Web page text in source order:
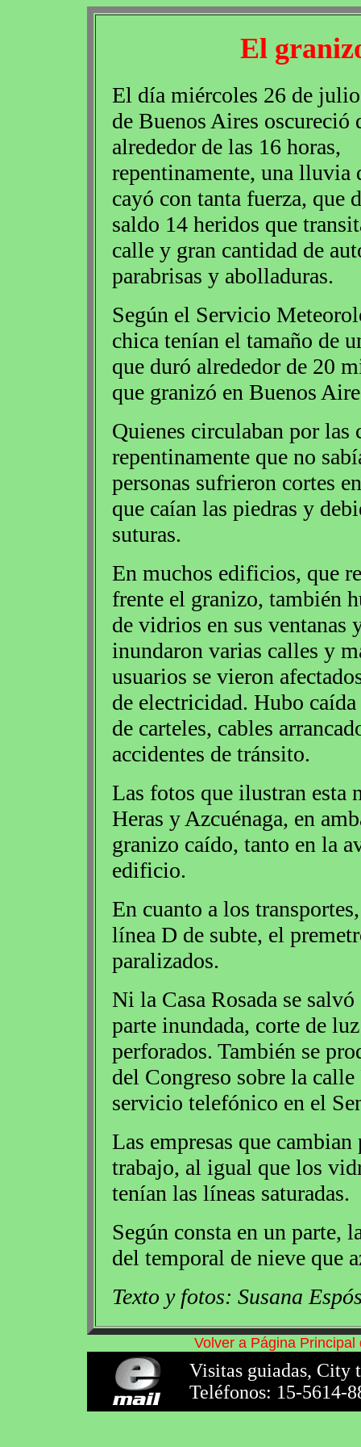
El
El día miércoles 26 de
de Buenos Aires oscureció
alrededor de las 16 horas,
repentinamente, una lluvia
cayó con tanta fuerza, que
saldo 14 heridos que
calle y gran cantidad de
parabrisas y abolladuras.
Según el Servicio
chica tenían el tamaño de
que duró alrededor de 20
que granizó en Buenos
Quienes circulaban por las
repentinamente que no
personas sufrieron cortes
que caían las piedras y
suturas.
En muchos edificios, que
frente el granizo, también
de vidrios en sus ventanas
inundaron varias calles y
usuarios se vieron
de electricidad. Hubo caída
de carteles, cables
accidentes de tránsito.
Las fotos que ilustran esta
Heras y Azcuénaga, en
granizo caído, tanto en la
edificio.
En cuanto a los
línea D de subte, el
paralizados.
Ni la Casa Rosada se
parte inundada, corte de
perforados. También se
del Congreso sobre la
servicio telefónico en el
Las empresas que
trabajo, al igual que los
tenían las líneas saturadas.
Según consta en un parte,
del temporal de nieve que
Texto y fotos: Susana
Volver a Página
Visitas guiadas, City
Teléfonos: 15-5614-